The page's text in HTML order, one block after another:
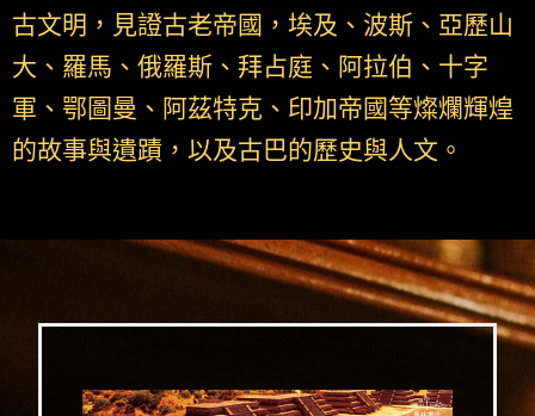
古文明，見證古老帝國，埃及、波斯、亞歷山
大、羅馬、俄羅斯、拜占庭、阿拉伯、十字
軍、鄂圖曼、阿茲特克、印加帝國等燦爛輝煌
的故事與遺蹟，以及古巴的歷史與人文。